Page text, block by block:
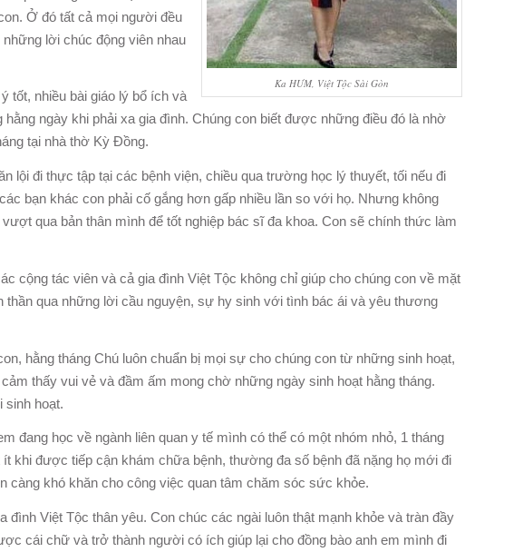
Ka HƯM, Việt Tộc Sài Gòn
Ở đó tất cả mọi người đều
lời chúc động viên nhau
tốt, nhiều bài giáo lý bổ ích và
ngày khi phải xa gia đình. Chúng con biết được những điều đó là nhờ
tại nhà thờ Kỳ Đồng.
lội đi thực tập tại các bệnh viện, chiều qua trường học lý thuyết, tối nếu đi
bạn khác con phải cố gắng hơn gấp nhiều lần so với họ. Nhưng không
qua bản thân mình để tốt nghiệp bác sĩ đa khoa. Con sẽ chính thức làm
cộng tác viên và cả gia đình Việt Tộc không chỉ giúp cho chúng con về mặt
qua những lời cầu nguyện, sự hy sinh với tình bác ái và yêu thương
hằng tháng Chú luôn chuẩn bị mọi sự cho chúng con từ những sinh hoạt,
thấy vui vẻ và đầm ấm mong chờ những ngày sinh hoạt hằng tháng.
sinh hoạt.
đang học về ngành liên quan y tế mình có thể có một nhóm nhỏ, 1 tháng
khi được tiếp cận khám chữa bệnh, thường đa số bệnh đã nặng họ mới đi
khó khăn cho công việc quan tâm chăm sóc sức khỏe.
Việt Tộc thân yêu. Con chúc các ngài luôn thật mạnh khỏe và tràn đầy
cái chữ và trở thành người có ích giúp lại cho đồng bào anh em mình đi